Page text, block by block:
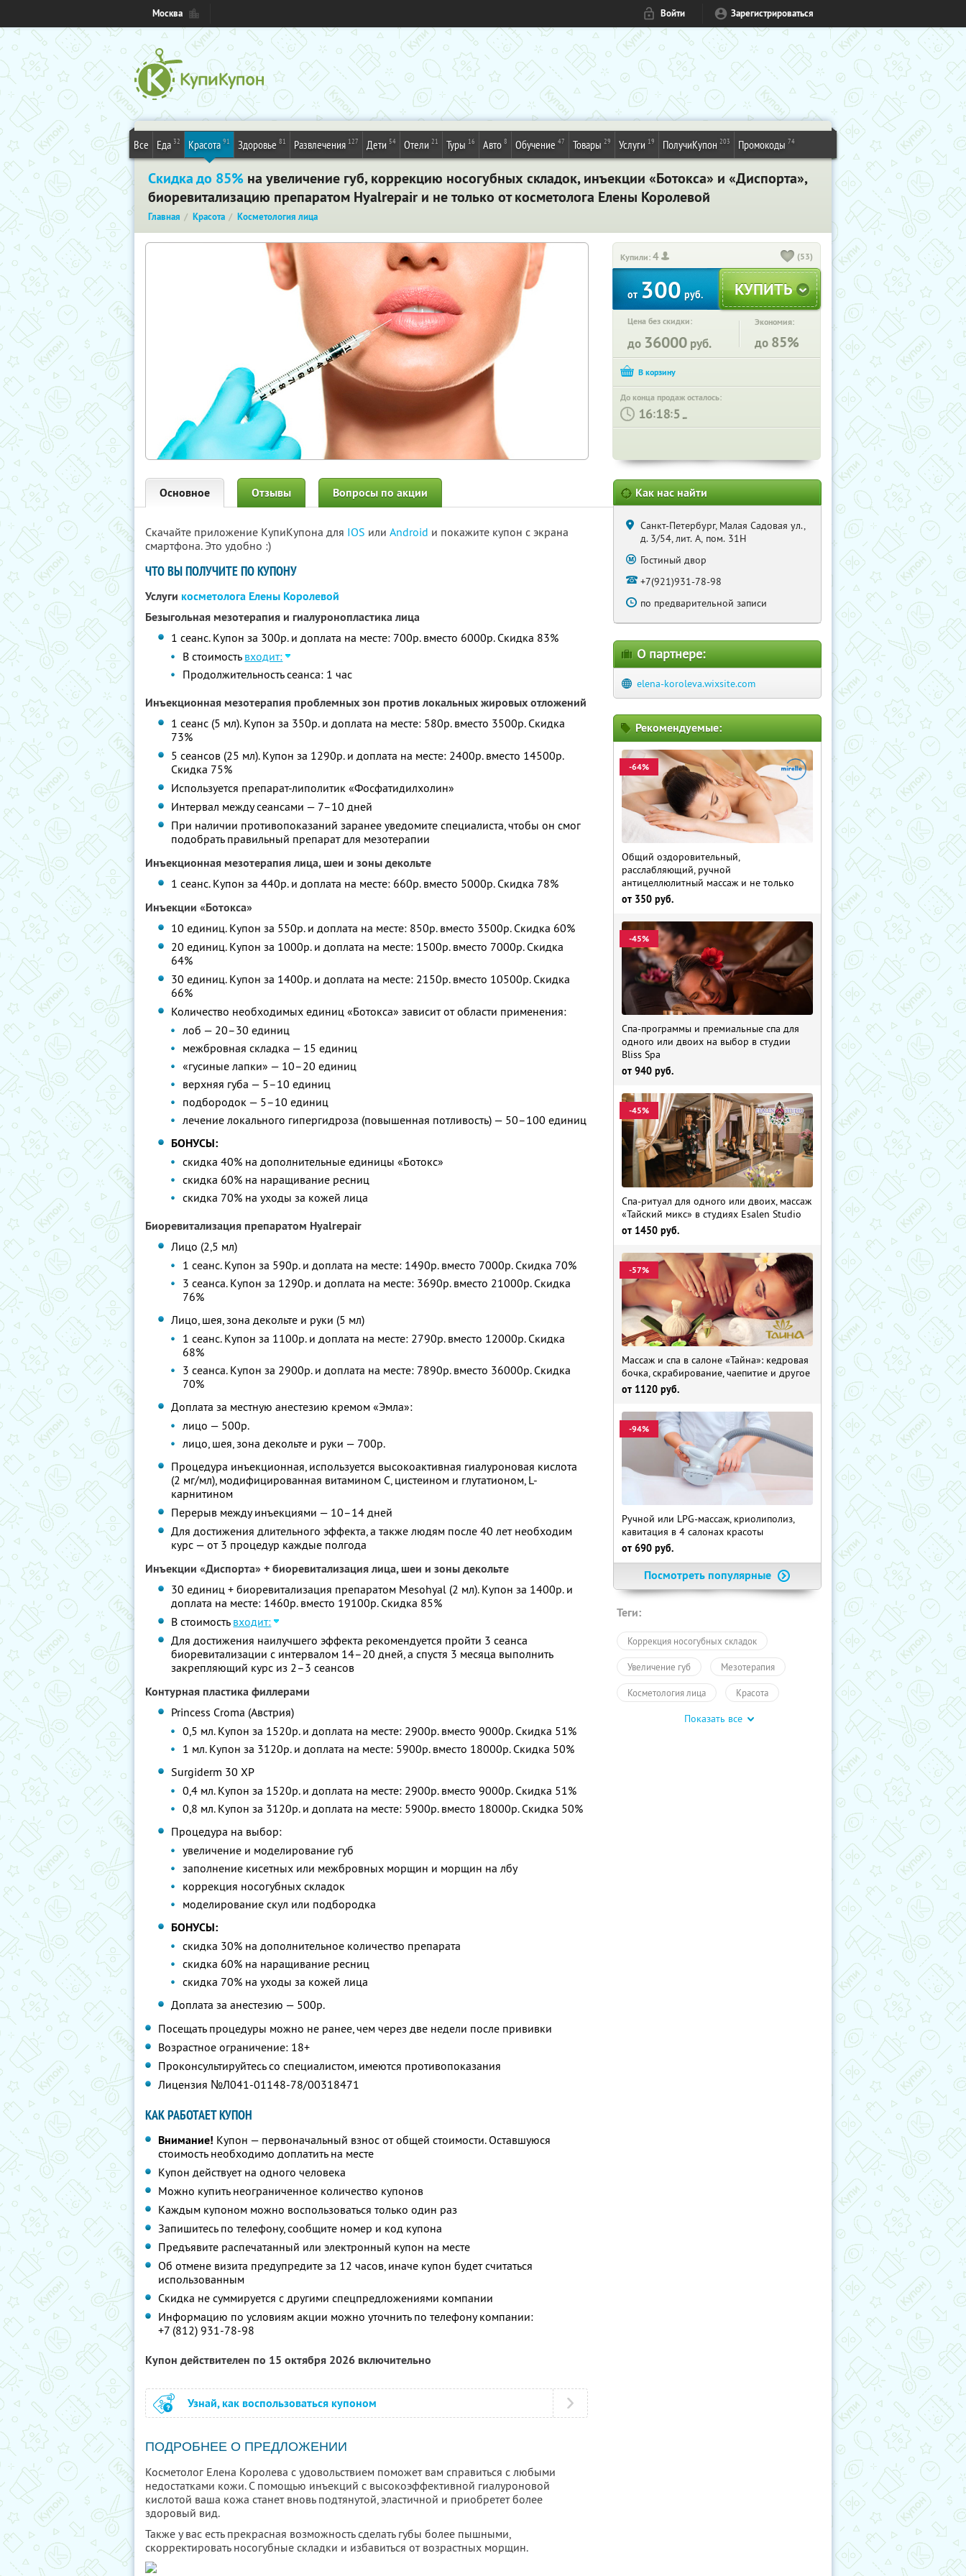
Москва Войти Зарегистрироваться
Все Еда 32 Красота 91 Здоровье 81 Развлечения 127 Дети 54 Отели 21 Туры 16 Авто 8 Обучение 47 Товары 29 Услуги 19 ПолучиКупон 203 Промокоды 74
Скидка до 85% на увеличение губ, коррекцию носогубных складок, инъекции «Ботокса» и «Диспорта»,
биоревитализацию препаратом Hyalrepair и не только от косметолога Елены Королевой
Главная Красота Косметология лица
Купили:4 (53)
от300руб.
Цена без скидки:
до 36000 руб.
Экономия:
до 85%
До конца продаж осталось:
: :
Основное Отзывы Вопросы по акции
Скачайте приложение КупиКупона для IOS или Android и покажите купон с экрана
смартфона. Это удобно :)
ЧТО ВЫ ПОЛУЧИТЕ ПО КУПОНУ
Услуги косметолога Елены Королевой
Безыгольная мезотерапия и гиалуронопластика лица
1 сеанс. Купон за 300р. и доплата на месте: 700р. вместо 6000р. Скидка 83%
В стоимость входит:
Продолжительность сеанса: 1 час
Инъекционная мезотерапия проблемных зон против локальных жировых отложений
1 сеанс (5 мл). Купон за 350р. и доплата на месте: 580р. вместо 3500р. Скидка
73%
5 сеансов (25 мл). Купон за 1290р. и доплата на месте: 2400р. вместо 14500р.
Скидка 75%
Используется препарат-липолитик «Фосфатидилхолин»
Интервал между сеансами — 7–10 дней
При наличии противопоказаний заранее уведомите специалиста, чтобы он смог
подобрать правильный препарат для мезотерапии
Инъекционная мезотерапия лица, шеи и зоны декольте
1 сеанс. Купон за 440р. и доплата на месте: 660р. вместо 5000р. Скидка 78%
Инъекции «Ботокса»
10 единиц. Купон за 550р. и доплата на месте: 850р. вместо 3500р. Скидка 60%
20 единиц. Купон за 1000р. и доплата на месте: 1500р. вместо 7000р. Скидка
64%
30 единиц. Купон за 1400р. и доплата на месте: 2150р. вместо 10500р. Скидка
66%
Количество необходимых единиц «Ботокса» зависит от области применения:
лоб — 20–30 единиц
межбровная складка — 15 единиц
«гусиные лапки» — 10–20 единиц
верхняя губа — 5–10 единиц
подбородок — 5–10 единиц
лечение локального гипергидроза (повышенная потливость) — 50–100 единиц
БОНУСЫ:
скидка 40% на дополнительные единицы «Ботокс»
скидка 60% на наращивание ресниц
скидка 70% на уходы за кожей лица
Биоревитализация препаратом Hyalrepair
Лицо (2,5 мл)
1 сеанс. Купон за 590р. и доплата на месте: 1490р. вместо 7000р. Скидка 70%
3 сеанса. Купон за 1290р. и доплата на месте: 3690р. вместо 21000р. Скидка
76%
Лицо, шея, зона декольте и руки (5 мл)
1 сеанс. Купон за 1100р. и доплата на месте: 2790р. вместо 12000р. Скидка
68%
3 сеанса. Купон за 2900р. и доплата на месте: 7890р. вместо 36000р. Скидка
70%
Доплата за местную анестезию кремом «Эмла»:
лицо — 500р.
лицо, шея, зона декольте и руки — 700р.
Процедура инъекционная, используется высокоактивная гиалуроновая кислота
(2 мг/мл), модифицированная витамином С, цистеином и глутатионом, L-
карнитином
Перерыв между инъекциями — 10–14 дней
Для достижения длительного эффекта, а также людям после 40 лет необходим
курс — от 3 процедур каждые полгода
Инъекции «Диспорта» + биоревитализация лица, шеи и зоны декольте
30 единиц + биоревитализация препаратом Mesohyal (2 мл). Купон за 1400р. и
доплата на месте: 1460р. вместо 19100р. Скидка 85%
В стоимость входит:
Для достижения наилучшего эффекта рекомендуется пройти 3 сеанса
биоревитализации с интервалом 14–20 дней, а спустя 3 месяца выполнить
закрепляющий курс из 2–3 сеансов
Контурная пластика филлерами
Princess Croma (Австрия)
0,5 мл. Купон за 1520р. и доплата на месте: 2900р. вместо 9000р. Скидка 51%
1 мл. Купон за 3120р. и доплата на месте: 5900р. вместо 18000р. Скидка 50%
Surgiderm 30 XP
0,4 мл. Купон за 1520р. и доплата на месте: 2900р. вместо 9000р. Скидка 51%
0,8 мл. Купон за 3120р. и доплата на месте: 5900р. вместо 18000р. Скидка 50%
Процедура на выбор:
увеличение и моделирование губ
заполнение кисетных или межбровных морщин и морщин на лбу
коррекция носогубных складок
моделирование скул или подбородка
БОНУСЫ:
скидка 30% на дополнительное количество препарата
скидка 60% на наращивание ресниц
скидка 70% на уходы за кожей лица
Доплата за анестезию — 500р.
Посещать процедуры можно не ранее, чем через две недели после прививки
Возрастное ограничение: 18+
Проконсультируйтесь со специалистом, имеются противопоказания
Лицензия №Л041-01148-78/00318471
КАК РАБОТАЕТ КУПОН
Внимание! Купон — первоначальный взнос от общей стоимости. Оставшуюся
стоимость необходимо доплатить на месте
Купон действует на одного человека
Можно купить неограниченное количество купонов
Каждым купоном можно воспользоваться только один раз
Запишитесь по телефону, сообщите номер и код купона
Предъявите распечатанный или электронный купон на месте
Об отмене визита предупредите за 12 часов, иначе купон будет считаться
использованным
Скидка не суммируется с другими спецпредложениями компании
Информацию по условиям акции можно уточнить по телефону компании:
+7 (812) 931-78-98
Купон действителен по 15 октября 2026 включительно
Узнай, как воспользоваться купоном
ПОДРОБНЕЕ О ПРЕДЛОЖЕНИИ
Косметолог Елена Королева с удовольствием поможет вам справиться с любыми
недостатками кожи. С помощью инъекций с высокоэффективной гиалуроновой
кислотой ваша кожа станет вновь подтянутой, эластичной и приобретет более
здоровый вид.
Также у вас есть прекрасная возможность сделать губы более пышными,
скорректировать носогубные складки и избавиться от возрастных морщин.
Как нас найти
Санкт-Петербург, Малая Садовая ул.,
д. 3/54, лит. А, пом. 31Н
Гостиный двор
+7(921)931-78-98
по предварительной записи
О партнере:
elena-koroleva.wixsite.com
Рекомендуемые:
-64%
Общий оздоровительный,
расслабляющий, ручной
антицеллюлитный массаж и не только
от 350 руб.
-45%
Спа-программы и премиальные спа для
одного или двоих на выбор в студии
Bliss Spa
от 940 руб.
-45%
Спа-ритуал для одного или двоих, массаж
«Тайский микс» в студиях Esalen Studio
от 1450 руб.
-57%
Массаж и спа в салоне «Тайна»: кедровая
бочка, скрабирование, чаепитие и другое
от 1120 руб.
-94%
Ручной или LPG-массаж, криолиполиз,
кавитация в 4 салонах красоты
от 690 руб.
Посмотреть популярные
Теги:
Коррекция носогубных складок
Увеличение губ Мезотерапия
Косметология лица Красота
Ботокс / Диспорт Биоревитализация
Показать все